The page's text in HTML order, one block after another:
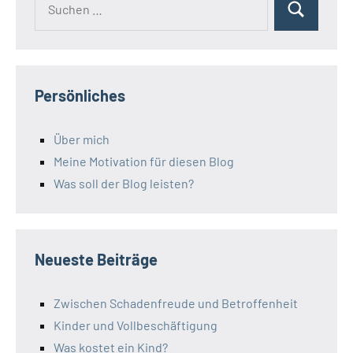
Suchen
Persönliches
Über mich
Meine Motivation für diesen Blog
Was soll der Blog leisten?
Neueste Beiträge
Zwischen Schadenfreude und Betroffenheit
Kinder und Vollbeschäftigung
Was kostet ein Kind?